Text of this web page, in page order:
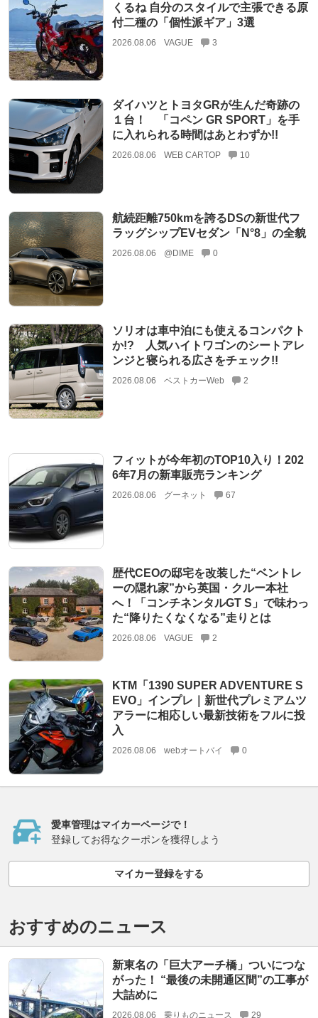
くるね 自分のスタイルで主張できる原
付二種の「個性派ギア」3選
2026.08.06 VAGUE 3
ダイハツとトヨタGRが生んだ奇跡の
１台！ 「コペン GR SPORT」を手
に入れられる時間はあとわずか!!
2026.08.06 WEB CARTOP 10
航続距離750kmを誇るDSの新世代フ
ラッグシップEVセダン「N°8」の全貌
2026.08.06 @DIME 0
ソリオは車中泊にも使えるコンパクト
か!? 人気ハイトワゴンのシートアレ
ンジと寝られる広さをチェック!!
2026.08.06 ベストカーWeb 2
フィットが今年初のTOP10入り！202
6年7月の新車販売ランキング
2026.08.06 グーネット 67
歴代CEOの邸宅を改装した“ベントレ
ーの隠れ家”から英国・クルー本社
へ！「コンチネンタルGT S」で味わっ
た“降りたくなくなる”走りとは
2026.08.06 VAGUE 2
KTM「1390 SUPER ADVENTURE S
EVO」インプレ｜新世代プレミアムツ
アラーに相応しい最新技術をフルに投
入
2026.08.06 webオートバイ 0
愛車管理はマイカーページで！
登録してお得なクーポンを獲得しよう
マイカー登録をする
おすすめのニュース
新東名の「巨大アーチ橋」ついにつな
がった！ “最後の未開通区間”の工事が
大詰めに
2026.08.06 乗りものニュース 29